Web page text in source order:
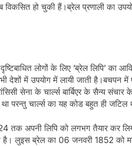
हो चुकी हैं।ब्रेल प्रणाली का
लोगों के लिए ‘ब्रेल लिपि’ का
देशों में उपयोग में लायी जाती है।बचपन में
सेना के चार्ल्स बार्बिएर के सैन्य संचार
परन्तु चार्ल्स का यह कोड बहुत ही जटिल
तक अपनी लिपि को लगभग तैयार कर
है। लुइस ब्रेल का 06 जनवरी 1852 को